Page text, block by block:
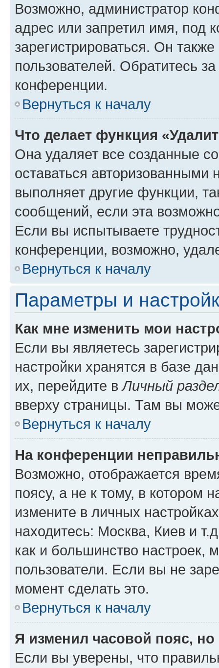
Возможно, администратор
адрес или запретил имя, под
зарегистрироваться. Он
пользователей. Обратитесь
конференции.
Вернуться к началу
Что делает функция
Она удаляет все созданные
оставаться авторизованными
выполняет другие функции,
сообщений, если эта
Если вы испытываете
конференции, возможно,
Вернуться к началу
Параметры и
Как мне изменить мои
Если вы являетесь
настройки хранятся в базе
их, перейдите вЛичный
вверху страницы. Там вы
Вернуться к началу
На конференции
Возможно, отображается
поясу, а не к тому, в котором
измените в личных
находитесь: Москва, Киев и
как и большинство настроек,
пользователи. Если вы не
момент сделать это.
Вернуться к началу
Я изменил часовой пояс,
Если вы уверены, что